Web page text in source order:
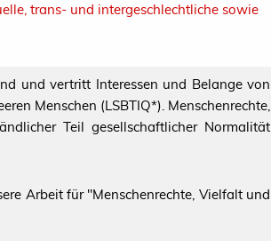
trans- und intergeschlechtliche sowie
und vertritt Interessen und Belange von
Menschen (LSBTIQ*). Menschenrechte,
Teil gesellschaftlicher Normalität
Arbeit für "Menschenrechte, Vielfalt und